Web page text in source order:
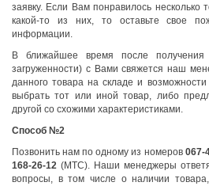
заявку. Если Вам понравилось несколько
какой-то из них, то оставьте свое
информации.
В ближайшее время после получения
загруженности) с Вами свяжется наш
данного товара на складе и
выбрать тот или иной товар, либо
другой со схожими характеристиками.
Способ №2
Позвонить нам по одному из номеров 067-
168-26-12 (МТС). Наши менеджеры
вопросы, в том числе о наличии